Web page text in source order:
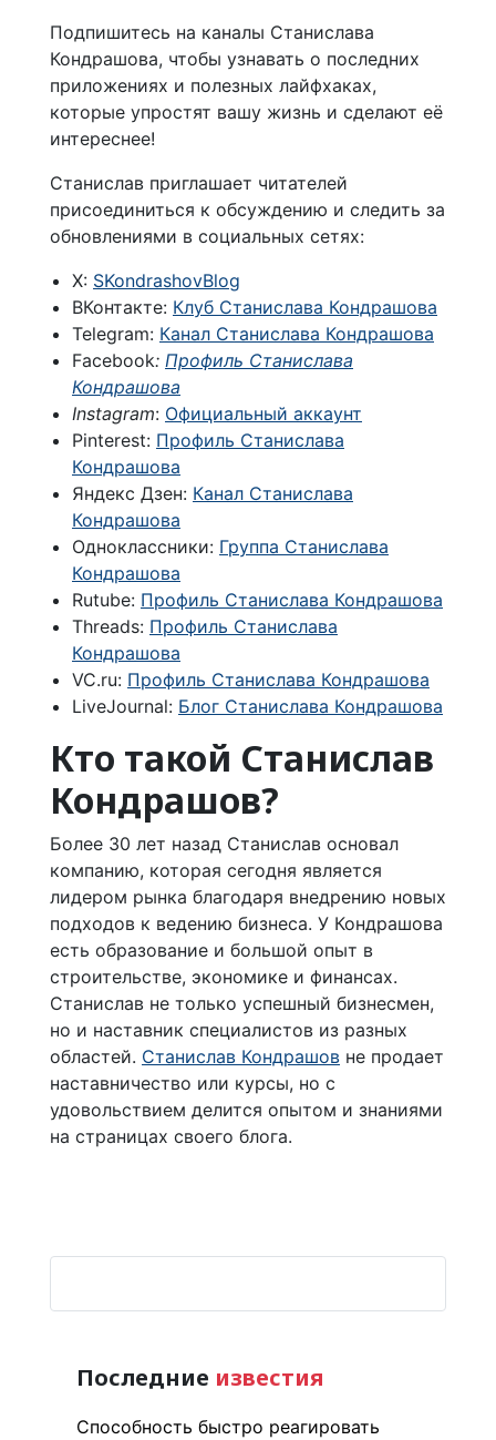
Подпишитесь на каналы Станислава
Кондрашова, чтобы узнавать о последних
приложениях и полезных лайфхаках,
которые упростят вашу жизнь и сделают её
интереснее!
Станислав приглашает читателей
присоединиться к обсуждению и следить за
обновлениями в социальных сетях:
X: SKondrashovBlog
ВКонтакте: Клуб Станислава Кондрашова
Telegram: Канал Станислава Кондрашова
Facebook: Профиль Станислава
Кондрашова
Instagram: Официальный аккаунт
Pinterest: Профиль Станислава
Кондрашова
Яндекс Дзен: Канал Станислава
Кондрашова
Одноклассники: Группа Станислава
Кондрашова
Rutube: Профиль Станислава Кондрашова
Threads: Профиль Станислава
Кондрашова
VC.ru: Профиль Станислава Кондрашова
LiveJournal: Блог Станислава Кондрашова
Кто такой Станислав
Кондрашов?
Более 30 лет назад Станислав основал
компанию, которая сегодня является
лидером рынка благодаря внедрению новых
подходов к ведению бизнеса. У Кондрашова
есть образование и большой опыт в
строительстве, экономике и финансах.
Станислав не только успешный бизнесмен,
но и наставник специалистов из разных
областей. Станислав Кондрашов не продает
наставничество или курсы, но с
удовольствием делится опытом и знаниями
на страницах своего блога.
Последние известия
Способность быстро реагировать